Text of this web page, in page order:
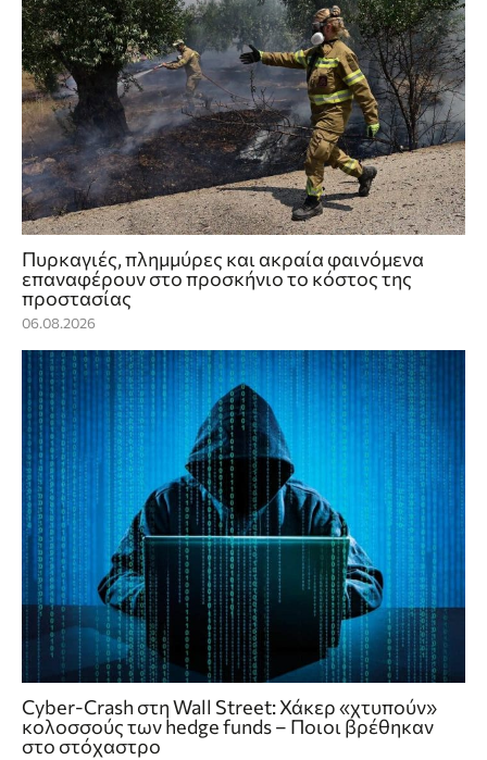
Πυρκαγιές, πλημμύρες και ακραία φαινόμενα
επαναφέρουν στο προσκήνιο το κόστος της
προστασίας
06.08.2026
Cyber-Crash στη Wall Street: Χάκερ «χτυπούν»
κολοσσούς των hedge funds – Ποιοι βρέθηκαν
στο στόχαστρο